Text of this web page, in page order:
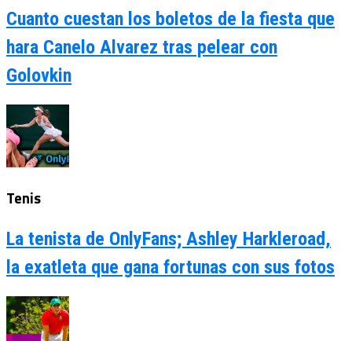
Cuanto cuestan los boletos de la fiesta que
hara Canelo Alvarez tras pelear con
Golovkin
Tenis
La tenista de OnlyFans; Ashley Harkleroad,
la exatleta que gana fortunas con sus fotos